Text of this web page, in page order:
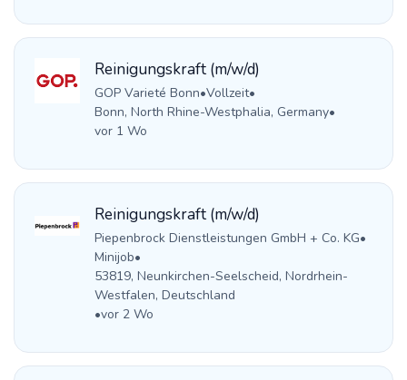
Reinigungskraft (m/w/d)
GOP Varieté Bonn•Vollzeit•
Bonn, North Rhine-Westphalia, Germany•
vor 1 Wo
Reinigungskraft (m/w/d)
Piepenbrock Dienstleistungen GmbH + Co. KG•
Minijob•
53819, Neunkirchen-Seelscheid, Nordrhein-
Westfalen, Deutschland
•vor 2 Wo